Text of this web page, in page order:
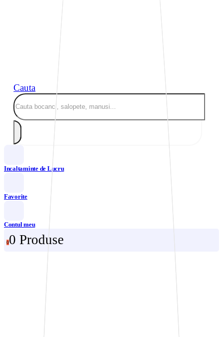
Cauta
Incaltaminte de Lucru
Favorite
Contul meu
00 Produse